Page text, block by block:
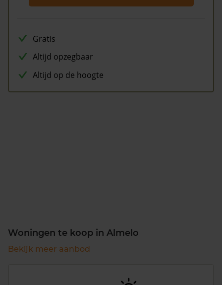
Gratis
Altijd opzegbaar
Altijd op de hoogte
Woningen te koop in Almelo
Bekijk meer aanbod